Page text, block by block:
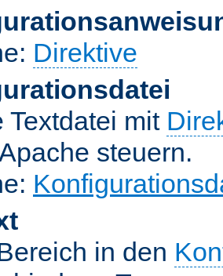
Direktive
Textdatei mit
steuern.
in den